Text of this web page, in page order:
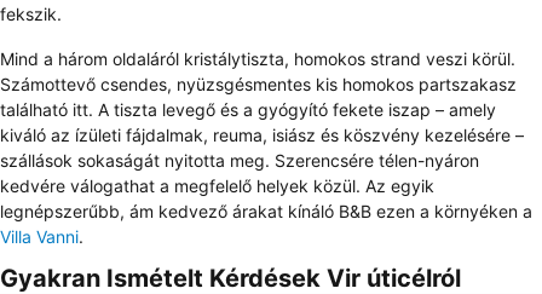
fekszik.
Mind a három oldaláról kristálytiszta, homokos strand veszi körül.
Számottevő csendes, nyüzsgésmentes kis homokos partszakasz
található itt. A tiszta levegő és a gyógyító fekete iszap – amely
kiváló az ízületi fájdalmak, reuma, isiász és köszvény kezelésére –
szállások sokaságát nyitotta meg. Szerencsére télen-nyáron
kedvére válogathat a megfelelő helyek közül. Az egyik
legnépszerűbb, ám kedvező árakat kínáló B&B ezen a környéken a
Villa Vanni.
Gyakran Ismételt Kérdések Vir úticélról